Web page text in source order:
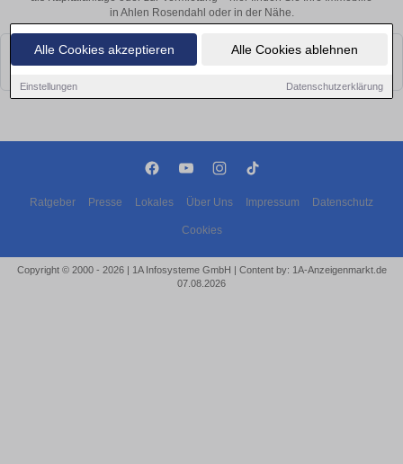
Alle Cookies akzeptieren Alle Cookies ablehnen
Einstellungen Datenschutzerklärung
in Ahlen Rosendahl oder in der Nähe.
Leider konnten wir derzeit keine passenden Objekte finden. Schauen Sie
bald wieder vorbei!
Ratgeber Presse Lokales Über Uns Impressum Datenschutz
Cookies
Copyright © 2000 - 2026 | 1A Infosysteme GmbH | Content by: 1A-Anzeigenmarkt.de
07.08.2026